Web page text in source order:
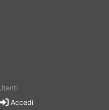
Accedi